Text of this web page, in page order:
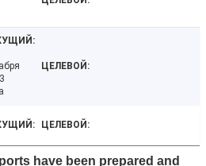
have been prepared and